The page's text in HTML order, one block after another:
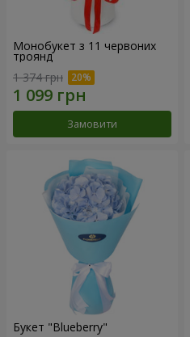
Монобукет з 11 червоних
троянд
1 374 грн
Замовити
Букет "Blueberry"